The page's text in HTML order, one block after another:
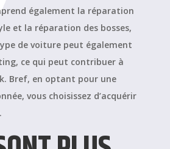
également la réparation
et la réparation des bosses,
de voiture peut également
ce qui peut contribuer à
Bref, en optant pour une
vous choisissez d’acquérir